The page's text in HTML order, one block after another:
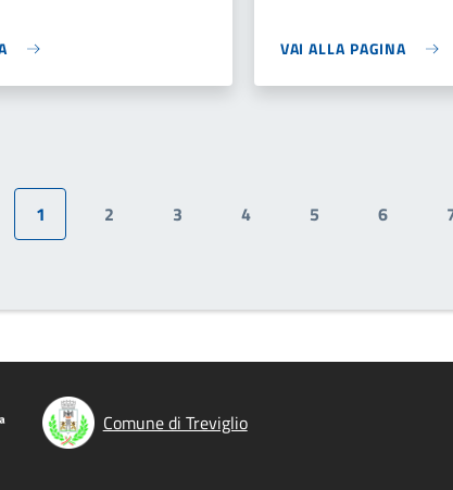
VAI ALLA PAGINA
precedente
Pagina attuale
1
Page
2
Page
3
Page
4
Page
5
Page
6
Comune di Treviglio